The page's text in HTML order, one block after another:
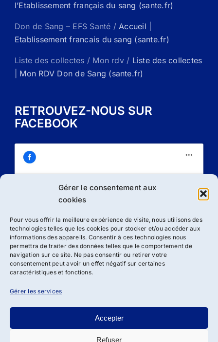
Gérer le consentement aux
cookies
Pour vous offrir la meilleure expérience de visite, nous utilisons des
technologies telles que les cookies pour stocker et/ou accéder aux
informations des appareils. Consentir à ces technologies nous
permettra de traiter des données telles que le comportement de
navigation sur ce site. Ne pas consentir ou retirer votre
consentement peut avoir un effet négatif sur certaines
caractéristiques et fonctions.
Gérer les services
Accepter
Refuser
l’Etablissement français du sang (sante.fr)
Don de Sang – EFS Santé /Accueil |
Etablissement francais du sang (sante.fr)
Liste des collectes / Mon rdv / Liste des collectes
| Mon RDV Don de Sang (sante.fr)
RETROUVEZ-NOUS SUR
FACEBOOK
Cliquez sur « J’accepte » pour activer
J’accepte